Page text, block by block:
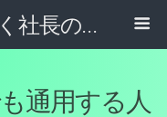
マニラと渋谷で働く社長のブログ
通用する人